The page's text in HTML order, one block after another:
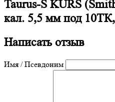
Taurus-S KURS
кал. 5,5 мм под
Написать отзыв
Имя / Псевдоним